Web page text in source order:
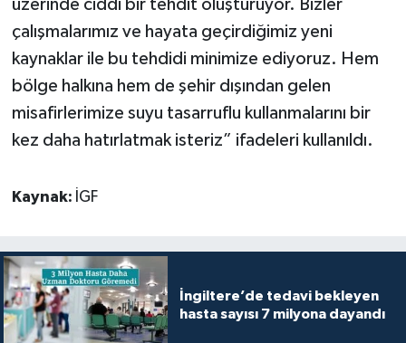
üzerinde ciddi bir tehdit oluşturuyor. Bizler
çalışmalarımız ve hayata geçirdiğimiz yeni
kaynaklar ile bu tehdidi minimize ediyoruz. Hem
bölge halkına hem de şehir dışından gelen
misafirlerimize suyu tasarruflu kullanmalarını bir
kez daha hatırlatmak isteriz” ifadeleri kullanıldı.
Kaynak: İGF
İngiltere’de tedavi bekleyen
hasta sayısı 7 milyona dayandı